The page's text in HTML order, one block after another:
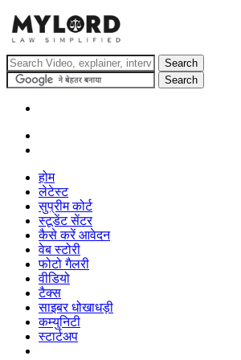
होम
लेटेस्ट
सुप्रीम कोर्ट
स्टूडेंट सेंटर
कैसे करें आवेदन
वेब स्टोरी
फोटो गैलरी
वीडियो
टैक्स
साइबर धोखाधड़ी
कम्युनिटी
स्टार्टअप